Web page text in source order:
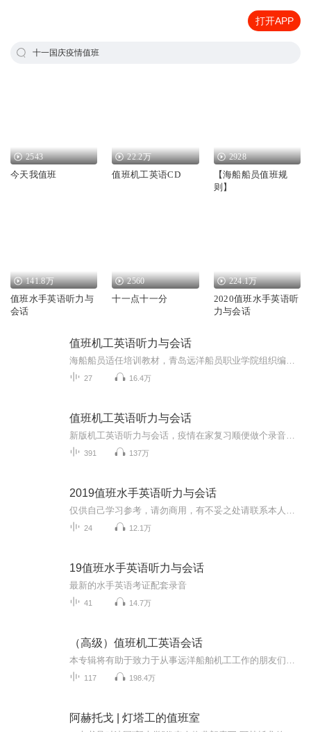
打开APP
十一国庆疫情值班
2543
今天我值班
22.2万
值班机工英语CD
2928
【海船船员值班规
则】
141.8万
值班水手英语听力与
会话
2560
十一点十一分
224.1万
2020值班水手英语听
力与会话
值班机工英语听力与会话
27 16.4万
值班机工英语听力与会话
391 137万
2019值班水手英语听力与会话
24 12.1万
19值班水手英语听力与会话
最新的水手英语考证配套录音
41 14.7万
（高级）值班机工英语会话
117 198.4万
阿赫托戈 | 灯塔工的值班室